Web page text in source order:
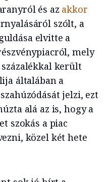
és az akkor
szólt, a
elvitte a
mely
került
általában a
jelzi, ezt
alá az is, hogy a
szokás a piac
közel két hete